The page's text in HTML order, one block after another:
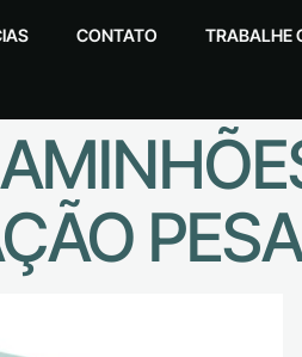
CONTATO
TRABALHE